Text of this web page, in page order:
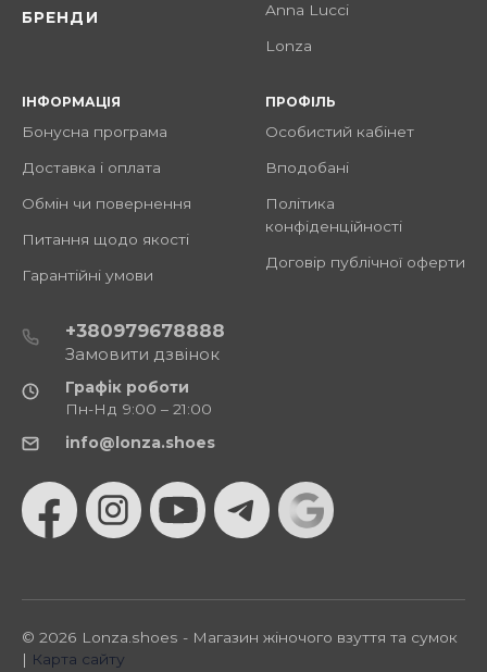
БРЕНДИ Anna Lucci
Lonza
ІНФОРМАЦІЯ
Бонусна програма
Доставка і оплата
Обмін чи повернення
Питання щодо якості
Гарантійні умови
ПРОФІЛЬ
Особистий кабінет
Вподобані
Політика
конфіденційності
Договір публічної оферти
+380979678888
Замовити дзвінок
Графік роботи
Пн-Нд 9:00 – 21:00
info@lonza.shoes
© 2026 Lonza.shoes - Магазин жіночого взуття та сумок
| Карта сайту